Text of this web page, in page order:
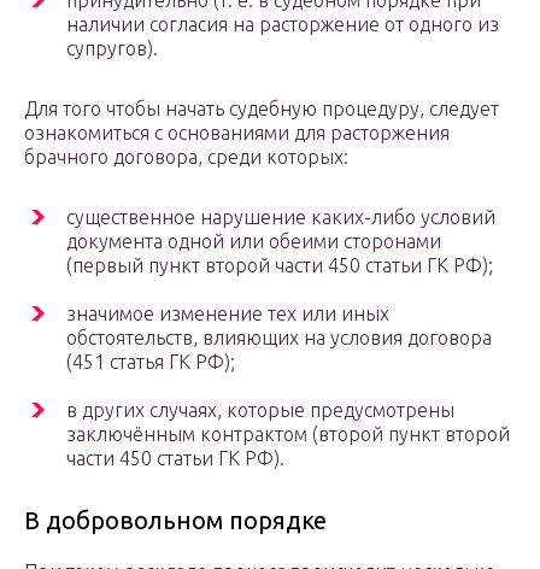
наличии согласия на расторжение от одного из
супругов).
Для того чтобы начать судебную процедуру, следует
ознакомиться с основаниями для расторжения
брачного договора, среди которых:
существенное нарушение каких-либо условий
документа одной или обеими сторонами
(первый пункт второй части 450 статьи ГК РФ);
значимое изменение тех или иных
обстоятельств, влияющих на условия договора
(451 статья ГК РФ);
в других случаях, которые предусмотрены
заключённым контрактом (второй пункт второй
части 450 статьи ГК РФ).
В добровольном порядке